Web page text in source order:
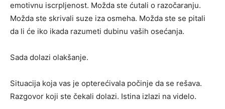
emotivnu iscrpljenost. Možda ste ćutali o razočaranju.
Možda ste skrivali suze iza osmeha. Možda ste se pitali
da li će iko ikada razumeti dubinu vaših osećanja.
Sada dolazi olakšanje.
Situacija koja vas je opterećivala počinje da se rešava.
Razgovor koji ste čekali dolazi. Istina izlazi na videlo.